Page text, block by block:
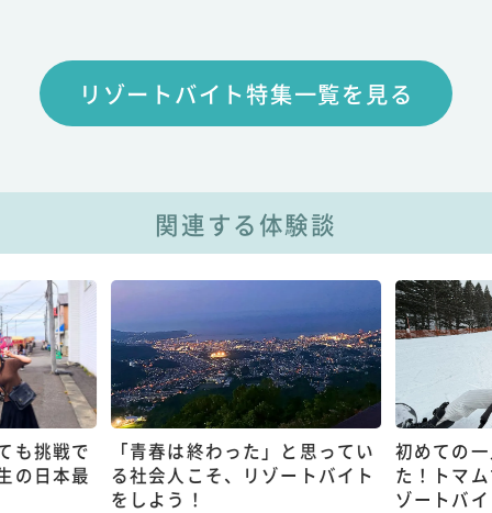
リゾートバイト特集一覧を見る
関連する体験談
も挑戦で
の日本最
「青春は終わった」と思ってい
る社会人こそ、リゾートバイト
をしよう！
初めての
た！トマ
ゾートバ